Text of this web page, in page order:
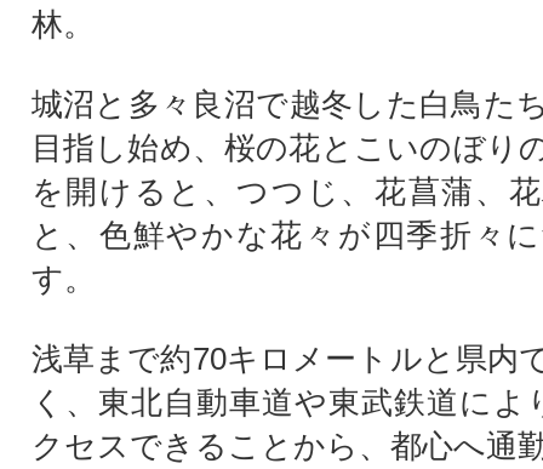
林。
城沼と多々良沼で越冬した白鳥た
目指し始め、桜の花とこいのぼり
を開けると、つつじ、花菖蒲、
と、色鮮やかな花々が四季折々
す。
浅草まで約70キロメートルと県内
く、東北自動車道や東武鉄道によ
クセスできることから、都心へ通